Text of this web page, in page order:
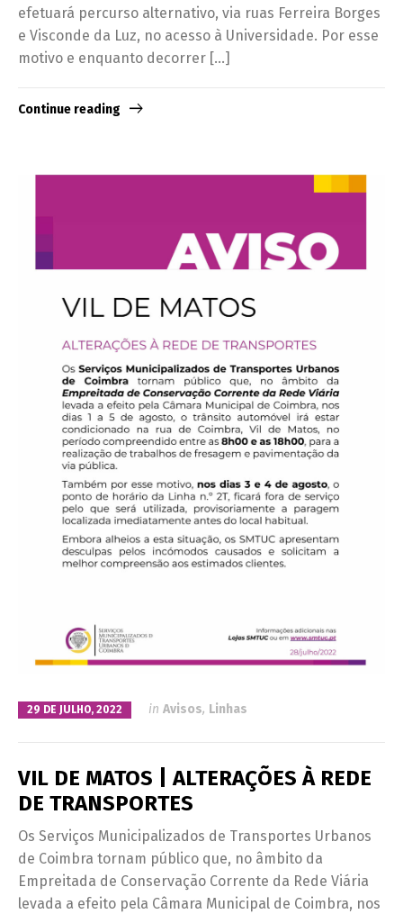
efetuará percurso alternativo, via ruas Ferreira Borges
e Visconde da Luz, no acesso à Universidade. Por esse
motivo e enquanto decorrer […]
Continue reading
29 DE JULHO, 2022 in Avisos, Linhas
VIL DE MATOS | ALTERAÇÕES À REDE
DE TRANSPORTES
Os Serviços Municipalizados de Transportes Urbanos
de Coimbra tornam público que, no âmbito da
Empreitada de Conservação Corrente da Rede Viária
levada a efeito pela Câmara Municipal de Coimbra, nos